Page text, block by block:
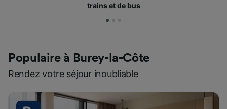
trains et de bus
Populaire à Burey-la-Côte
Rendez votre séjour inoubliable